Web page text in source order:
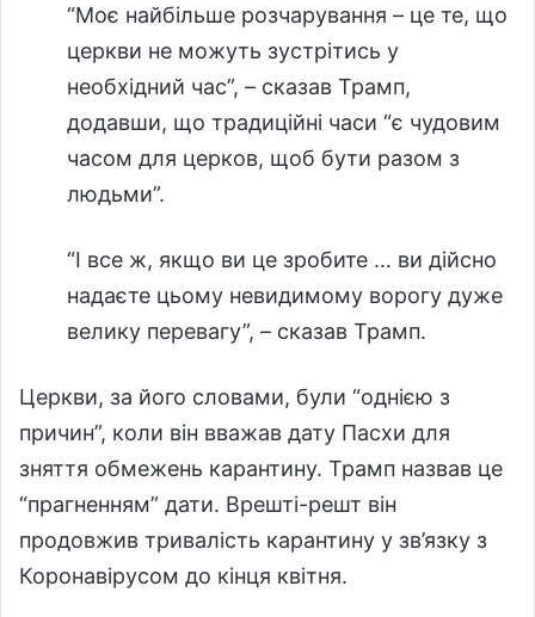
“Моє найбільше розчарування – це те, що
церкви не можуть зустрітись у
необхідний час”, – сказав Трамп,
додавши, що традиційні часи “є чудовим
часом для церков, щоб бути разом з
людьми”.
“І все ж, якщо ви це зробите … ви дійсно
надаєте цьому невидимому ворогу дуже
велику перевагу”, – сказав Трамп.
Церкви, за його словами, були “однією з
причин”, коли він вважав дату Пасхи для
зняття обмежень карантину. Трамп назвав це
“прагненням” дати. Врешті-решт він
продовжив тривалість карантину у зв’язку з
Коронавірусом до кінця квітня.